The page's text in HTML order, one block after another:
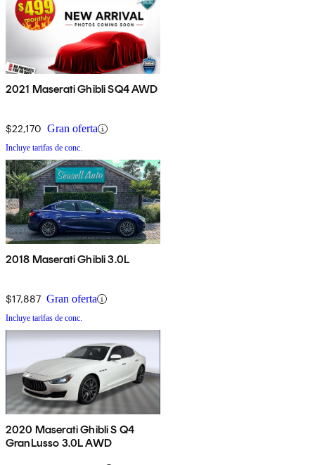
2021 Maserati Ghibli SQ4 AWD
$22,170 Gran oferta
Incluye tarifas de conc.
2018 Maserati Ghibli 3.0L
$17,887 Gran oferta
Incluye tarifas de conc.
2020 Maserati Ghibli S Q4
GranLusso 3.0L AWD